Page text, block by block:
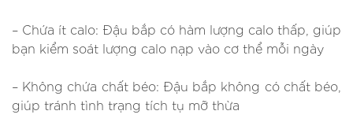
– Chứa ít calo: Đậu bắp có hàm lượng calo thấp, giúp
bạn kiểm soát lượng calo nạp vào cơ thể mỗi ngày
– Không chứa chất béo: Đậu bắp không có chất béo,
giúp tránh tình trạng tích tụ mỡ thừa